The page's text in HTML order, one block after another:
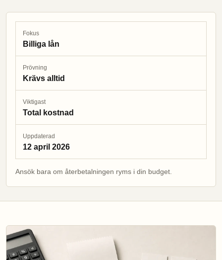
Fokus
Billiga lån
Prövning
Krävs alltid
Viktigast
Total kostnad
Uppdaterad
12 april 2026
Ansök bara om återbetalningen ryms i din budget.